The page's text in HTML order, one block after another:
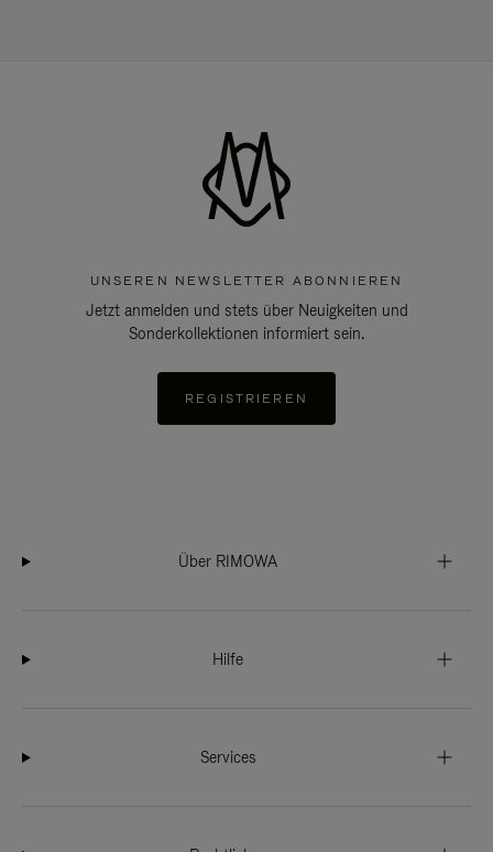
UNSEREN NEWSLETTER ABONNIEREN
Jetzt anmelden und stets über Neuigkeiten und
Sonderkollektionen informiert sein.
REGISTRIEREN
Über RIMOWA
Hilfe
Services